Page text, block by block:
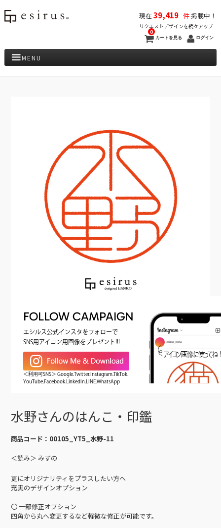
現在39,419 件掲載中！
リクエストデザインを続々アップ
カートを見る
0
ログイン
MENU
FOLLOW CAMPAIGN
エシルス公式インスタをフォローで
SNS用アイコン用画像をプレゼント!!!
＜利用可SNS＞ Google.Twitter.Instagram.TikTok.
YouTube.Facebook.LinkedIn.LINE.WhatsApp
水野さんのはんこ・印鑑
商品コード： 00105_YT5_水野-11
＜読み＞ みずの
更にオリジナリティをプラスしたい方へ
充実のデザインオプション
〇 一部修正オプション
四角から丸へ変更するなど軽微な修正が可能です。